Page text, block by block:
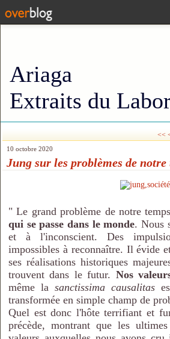
Ariaga
Extraits du
<<
10 octobre 2020
Jung sur les problèmes de notre
" Le grand problème de notre
qui se passe dans le monde. Nous
et à l'inconscient. Des
impossibles à reconnaître. Il évide
ses réalisations historiques
trouvent dans le futur. Nos
même la sanctissima causalitas
transformée en simple champ de
Quel est donc l'hôte terrifiant et
précède, montrant que les